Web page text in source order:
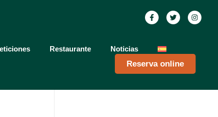
Restaurante Noticias
Reserva online